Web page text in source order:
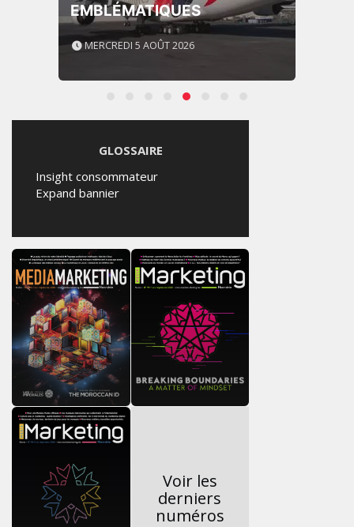
EMBLÉMATIQUES
MERCREDI 5 AOÛT 2026
GLOSSAIRE
Insight consommateur
Expand bannier
Voir les
derniers
numéros